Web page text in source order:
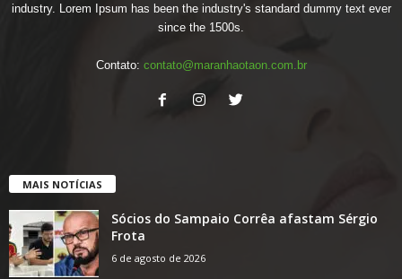
industry. Lorem Ipsum has been the industry's standard dummy text ever
since the 1500s.
Contato: contato@maranhaotaon.com.br
MAIS NOTÍCIAS
Sócios do Sampaio Corrêa afastam Sérgio
Frota
6 de agosto de 2026